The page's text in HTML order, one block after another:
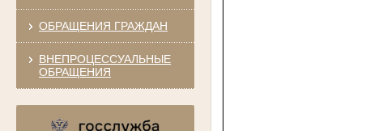
ОБРАЩЕНИЯ ГРАЖДАН
ВНЕПРОЦЕССУАЛЬНЫЕ
ОБРАЩЕНИЯ